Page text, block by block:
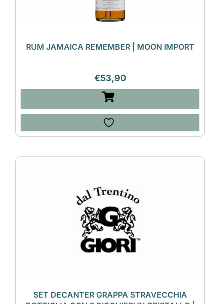
RUM JAMAICA REMEMBER | MOON IMPORT
€53,90
SET DECANTER GRAPPA STRAVECCHIA